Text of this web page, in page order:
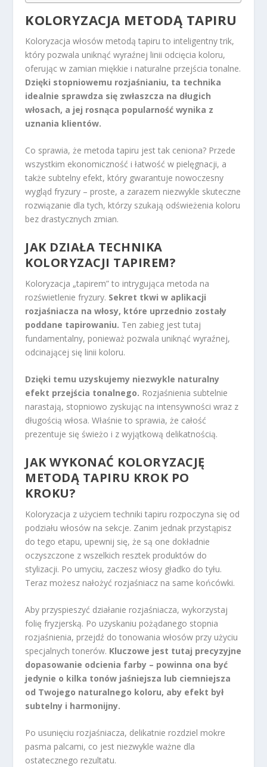
KOLORYZACJA METODĄ TAPIRU
Koloryzacja włosów metodą tapiru to inteligentny trik,
który pozwala uniknąć wyraźnej linii odcięcia koloru,
oferując w zamian miękkie i naturalne przejścia tonalne.
Dzięki stopniowemu rozjaśnianiu, ta technika
idealnie sprawdza się zwłaszcza na długich
włosach, a jej rosnąca popularność wynika z
uznania klientów.
Co sprawia, że metoda tapiru jest tak ceniona? Przede
wszystkim ekonomiczność i łatwość w pielęgnacji, a
także subtelny efekt, który gwarantuje nowoczesny
wygląd fryzury – proste, a zarazem niezwykle skuteczne
rozwiązanie dla tych, którzy szukają odświeżenia koloru
bez drastycznych zmian.
JAK DZIAŁA TECHNIKA
KOLORYZACJI TAPIREM?
Koloryzacja „tapirem” to intrygująca metoda na
rozświetlenie fryzury. Sekret tkwi w aplikacji
rozjaśniacza na włosy, które uprzednio zostały
poddane tapirowaniu. Ten zabieg jest tutaj
fundamentalny, ponieważ pozwala uniknąć wyraźnej,
odcinającej się linii koloru.
Dzięki temu uzyskujemy niezwykle naturalny
efekt przejścia tonalnego. Rozjaśnienia subtelnie
narastają, stopniowo zyskując na intensywności wraz z
długością włosa. Właśnie to sprawia, że całość
prezentuje się świeżo i z wyjątkową delikatnością.
JAK WYKONAĆ KOLORYZACJĘ
METODĄ TAPIRU KROK PO
KROKU?
Koloryzacja z użyciem techniki tapiru rozpoczyna się od
podziału włosów na sekcje. Zanim jednak przystąpisz
do tego etapu, upewnij się, że są one dokładnie
oczyszczone z wszelkich resztek produktów do
stylizacji. Po umyciu, zaczesz włosy gładko do tyłu.
Teraz możesz nałożyć rozjaśniacz na same końcówki.
Aby przyspieszyć działanie rozjaśniacza, wykorzystaj
folię fryzjerską. Po uzyskaniu pożądanego stopnia
rozjaśnienia, przejdź do tonowania włosów przy użyciu
specjalnych tonerów. Kluczowe jest tutaj precyzyjne
dopasowanie odcienia farby – powinna ona być
jedynie o kilka tonów jaśniejsza lub ciemniejsza
od Twojego naturalnego koloru, aby efekt był
subtelny i harmonijny.
Po usunięciu rozjaśniacza, delikatnie rozdziel mokre
pasma palcami, co jest niezwykle ważne dla
ostatecznego rezultatu.